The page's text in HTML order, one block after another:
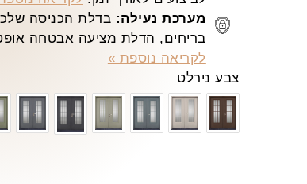
מערכת נעילה: בדלת הכניסה
בריחים, הדלת מציעה אבטחה
לקריאה נוספת »
צבע נירלט